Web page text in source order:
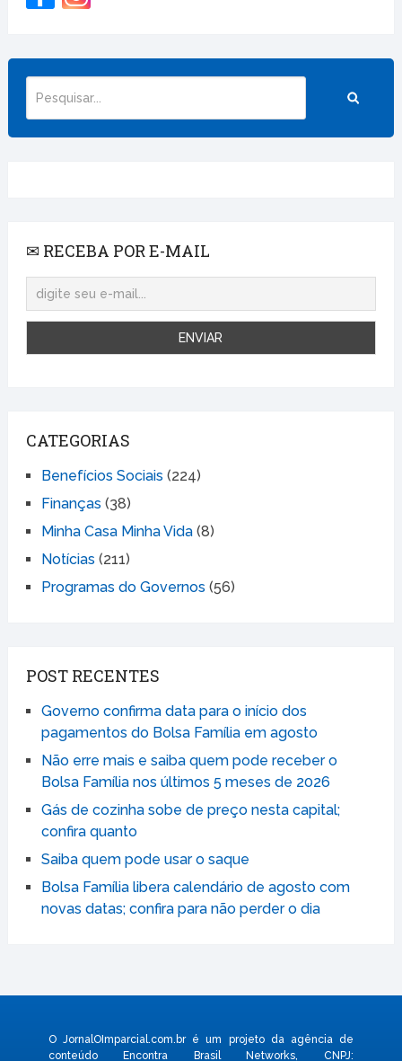
✉ RECEBA POR E-MAIL
CATEGORIAS
Benefícios Sociais (224)
Finanças (38)
Minha Casa Minha Vida(8)
Notícias (211)
Programas do Governos (56)
POST RECENTES
Governo confirma data para o início dos
pagamentos do Bolsa Família em agosto
Não erre mais e saiba quem pode receber o
Bolsa Família nos últimos 5 meses de 2026
Gás de cozinha sobe de preço nesta capital;
confira quanto
Saiba quem pode usar o saque
Bolsa Família libera calendário de agosto com
novas datas; confira para não perder o dia
O JornalOImparcial.com.br é um projeto da agência de
conteúdo Encontra Brasil Networks, CNPJ: